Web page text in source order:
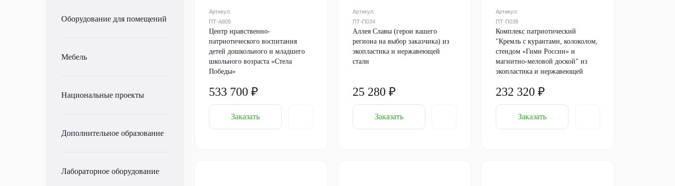
Оборудование для помещений
Мебель
Национальные проекты
Дополнительное образование
Лабораторное оборудование
Артикул:
ПТ-А805
Центр нравственно-
патриотического воспитания
детей дошкольного и младшего
школьного возраста «Стела
Победы»
533 700 ₽
Заказать
Артикул:
ПТ-П034
Аллея Славы (герои вашего
региона на выбор заказчика) из
экопластика и нержавеющей
стали
25 280 ₽
Заказать
Артикул:
ПТ-П038
Комплекс патриотический
"Кремль с курантами, колоколом,
стендом «Гимн России» и
магнитно-меловой доской" из
экопластика и нержавеющей
232 320 ₽
Заказать